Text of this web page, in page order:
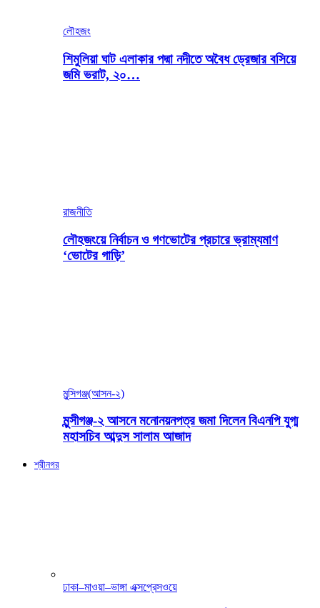
লৌহজং
শিমুলিয়া ঘাট এলাকার পদ্মা নদীতে অবৈধ ড্রেজার বসিয়ে
জমি ভরাট, ২০…
রাজনীতি
লৌহজংয়ে নির্বাচন ও গণভোটের প্রচারে ভ্রাম্যমাণ
‘ভোটের গাড়ি’
মুন্সিগঞ্জ(আসন-২)
মুন্সীগঞ্জ-২ আসনে মনোনয়নপত্র জমা দিলেন বিএনপি যুগ্ম
মহাসচিব আব্দুস সালাম আজাদ
শ্রীনগর
ঢাকা–মাওয়া–ভাঙ্গা এক্সপ্রেসওয়ে